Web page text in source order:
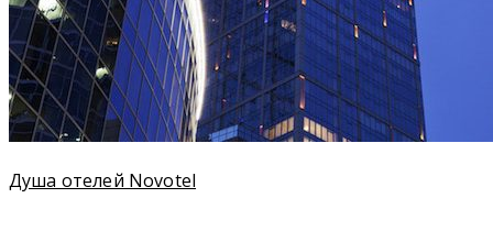
Душа отелей Novotel